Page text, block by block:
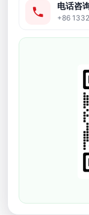
电话咨
+86